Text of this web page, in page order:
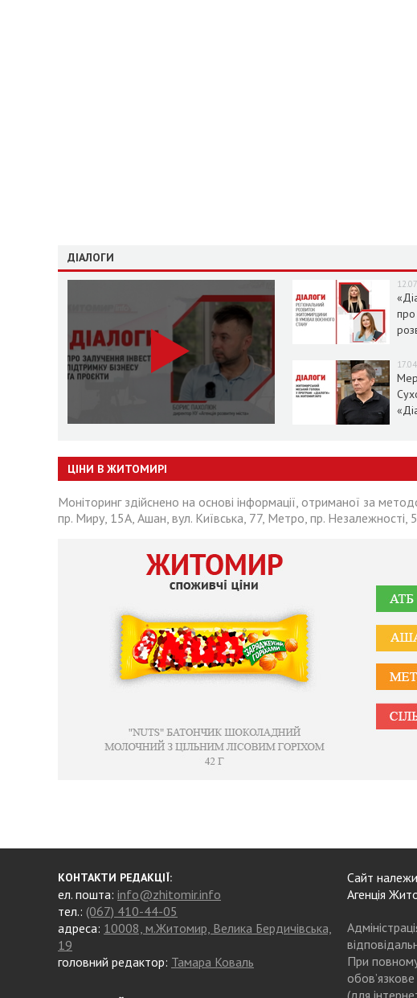
ДІАЛОГИ
про
ЦІНИ В ЖИТОМИРІ
Моніторинг здійснено на основі інформації, отриманої за
пр. Миру, 15А, Ашан, вул. Київська, 77, Метро, пр. Незалежності,
КОНТАКТИ РЕДАКЦІЇ:
ел. пошта: info@zhitomir.info
тел.: (067) 410-44-05
адреса: 10008, м.Житомир, Велика Бердичівська,
19
головний редактор: Тамара Коваль
Сайт
Агенція
При
(для